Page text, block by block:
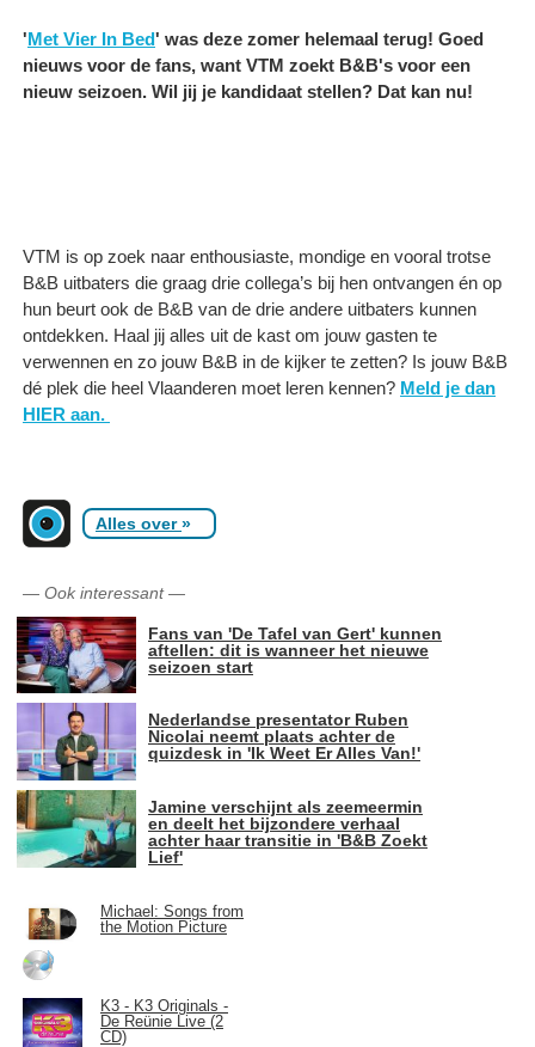
'Met Vier In Bed' was deze zomer helemaal terug! Goed
nieuws voor de fans, want VTM zoekt B&B's voor een
nieuw seizoen. Wil jij je kandidaat stellen? Dat kan nu!
VTM is op zoek naar enthousiaste, mondige en vooral trotse
B&B uitbaters die graag drie collega’s bij hen ontvangen én op
hun beurt ook de B&B van de drie andere uitbaters kunnen
ontdekken. Haal jij alles uit de kast om jouw gasten te
verwennen en zo jouw B&B in de kijker te zetten? Is jouw B&B
dé plek die heel Vlaanderen moet leren kennen? Meld je dan
HIER aan.
Alles over»
— Ook interessant—
Fans van 'De Tafel van Gert' kunnen
aftellen: dit is wanneer het nieuwe
seizoen start
Nederlandse presentator Ruben
Nicolai neemt plaats achter de
quizdesk in 'Ik Weet Er Alles Van!'
Jamine verschijnt als zeemeermin
en deelt het bijzondere verhaal
achter haar transitie in 'B&B Zoekt
Lief'
Michael: Songs from
the Motion Picture
K3 - K3 Originals -
De Reünie Live (2
CD)